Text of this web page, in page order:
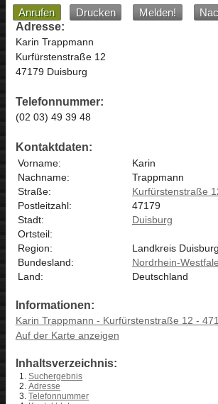
Anrufen Drucken Melden!
Adresse:
Karin Trappmann
Kurfürstenstraße 12
47179 Duisburg
Telefonnummer:
(02 03) 49 39 48
Kontaktdaten:
Vorname:
Karin
Nachname:
Trappmann
Straße:
Kurfürstenstraße
Postleitzahl:
47179
Stadt:
Duisburg
Ortsteil:
Region:
Landkreis
Bundesland:
Nordrhein-
Land:
Deutschland
Informationen:
Karin Trappmann - Kurfürstenstraße 12 -
Auf der Karte anzeigen
Inhaltsverzeichnis:
Suchergebnis
Adresse
Telefonnummer